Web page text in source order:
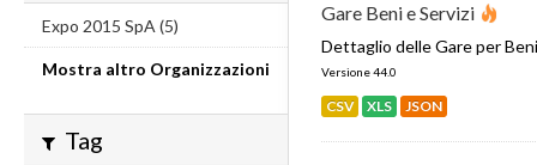
Gare Beni e Servizi
Dettaglio delle Gare per
Versione 44.0
CSV XLS JSON
Expo 2015 SpA (5)
Mostra altro Organizzazioni
Tag